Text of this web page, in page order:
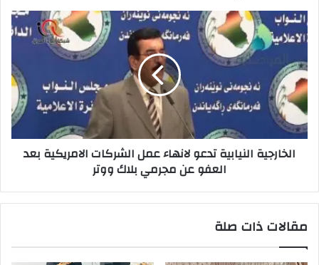
الخارجية
النيابية
تدعو
لانهاء
عمل
الشركات
الامريكية
بعد
العفو
الخارجية النيابية تدعو لانهاء عمل الشركات الامريكية بعد
العفو عن مجرمي بلاك ووتر
مقالات ذات صلة